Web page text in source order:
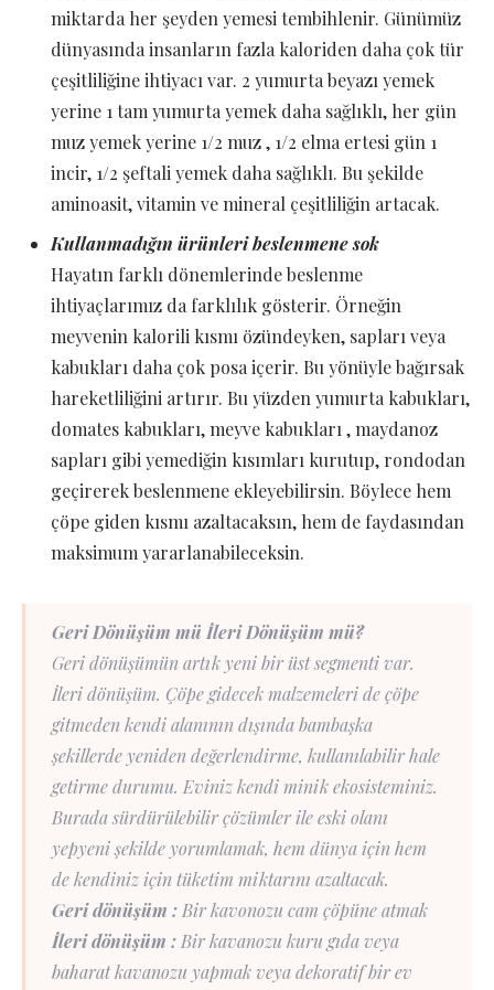
miktarda her şeyden yemesi tembihlenir. Günümüz
dünyasında insanların fazla kaloriden daha çok tür
çeşitliliğine ihtiyacı var. 2 yumurta beyazı yemek
yerine 1 tam yumurta yemek daha sağlıklı, her gün
muz yemek yerine 1/2 muz , 1/2 elma ertesi gün 1
incir, 1/2 şeftali yemek daha sağlıklı. Bu şekilde
aminoasit, vitamin ve mineral çeşitliliğin artacak.
Kullanmadığın ürünleri beslenmene sok
Hayatın farklı dönemlerinde beslenme
ihtiyaçlarımız da farklılık gösterir. Örneğin
meyvenin kalorili kısmı özündeyken, sapları veya
kabukları daha çok posa içerir. Bu yönüyle bağırsak
hareketliliğini artırır. Bu yüzden yumurta kabukları,
domates kabukları, meyve kabukları , maydanoz
sapları gibi yemediğin kısımları kurutup, rondodan
geçirerek beslenmene ekleyebilirsin. Böylece hem
çöpe giden kısmı azaltacaksın, hem de faydasından
maksimum yararlanabileceksin.
Geri Dönüşüm mü İleri Dönüşüm mü?
Geri dönüşümün artık yeni bir üst segmenti var.
İleri dönüşüm. Çöpe gidecek malzemeleri de çöpe
gitmeden kendi alanının dışında bambaşka
şekillerde yeniden değerlendirme, kullanılabilir hale
getirme durumu. Eviniz kendi minik ekosisteminiz.
Burada sürdürülebilir çözümler ile eski olanı
yepyeni şekilde yorumlamak, hem dünya için hem
de kendiniz için tüketim miktarını azaltacak.
Geri dönüşüm : Bir kavonozu cam çöpüne atmak
İleri dönüşüm : Bir kavanozu kuru gıda veya
baharat kavanozu yapmak veya dekoratif bir ev